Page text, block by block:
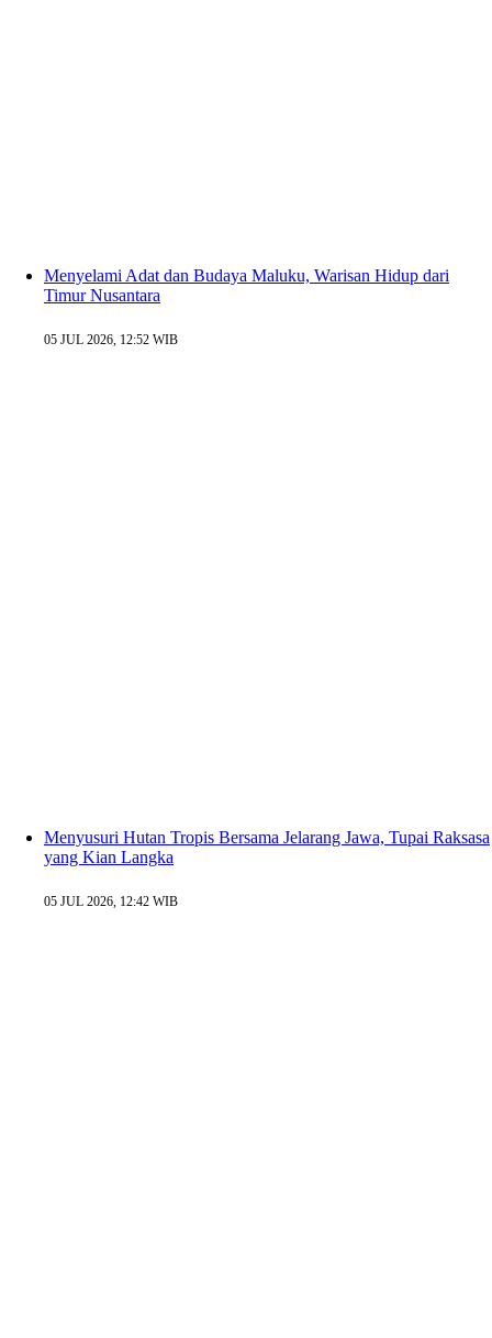
Menyelami Adat dan Budaya Maluku, Warisan Hidup dari
Timur Nusantara
05 JUL 2026, 12:52 WIB
Menyusuri Hutan Tropis Bersama Jelarang Jawa, Tupai Raksasa
yang Kian Langka
05 JUL 2026, 12:42 WIB